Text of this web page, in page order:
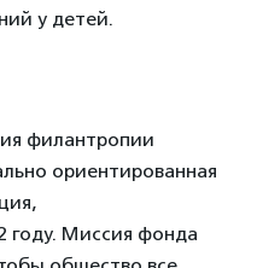
у детей.
филантропии
ориентированная
году. Миссия фонда